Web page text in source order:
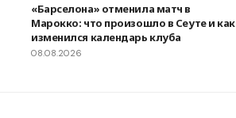
«Барселона» отменила матч в
Марокко: что произошло в Сеуте и как
изменился календарь клуба
08.08.2026